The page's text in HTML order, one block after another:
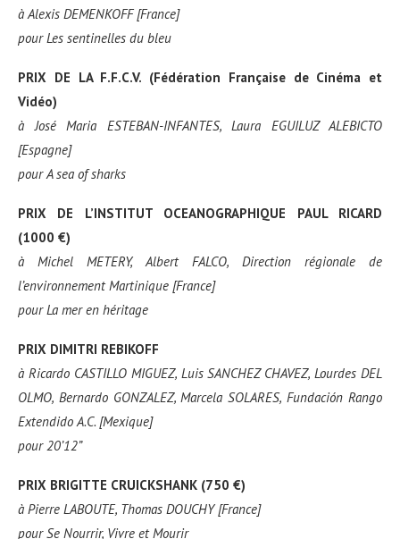
à Alexis DEMENKOFF [France]
pour Les sentinelles du bleu
PRIX DE LA F.F.C.V. (Fédération Française de Cinéma et
Vidéo)
à
José Maria ESTEBAN-INFANTES, Laura EGUILUZ ALEBICTO
[Espagne]
pour A sea of sharks
PRIX DE L’INSTITUT OCEANOGRAPHIQUE PAUL RICARD
(1000 €)
à
Michel METERY, Albert FALCO, Direction régionale de
l’environnement Martinique [France]
pour La mer en héritage
PRIX DIMITRI REBIKOFF
à Ricardo CASTILLO MIGUEZ, Luis SANCHEZ CHAVEZ, Lourdes DEL
OLMO, Bernardo GONZALEZ, Marcela SOLARES, Fundación Rango
Extendido A.C. [Mexique]
pour 20’12”
PRIX BRIGITTE CRUICKSHANK (750 €)
à Pierre LABOUTE, Thomas DOUCHY [France]
pour Se Nourrir, Vivre et Mourir